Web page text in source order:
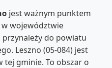
jest ważnym punktem
w województwie
przynależy do powiatu
Leszno (05-084) jest
tej gminie. To obszar o